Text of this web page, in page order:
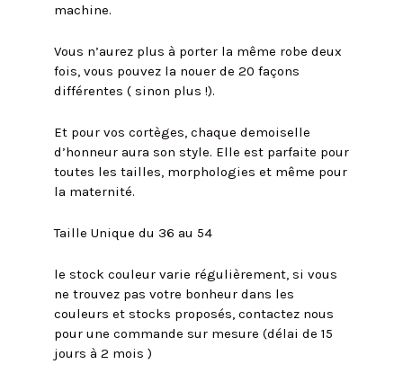
machine.
Vous n’aurez plus à porter la même robe deux
fois, vous pouvez la nouer de 20 façons
différentes ( sinon plus !).
Et pour vos cortèges, chaque demoiselle
d’honneur aura son style. Elle est parfaite pour
toutes les tailles, morphologies et même pour
la maternité.
Taille Unique du 36 au 54
le stock couleur varie régulièrement, si vous
ne trouvez pas votre bonheur dans les
couleurs et stocks proposés, contactez nous
pour une commande sur mesure (délai de 15
jours à 2 mois )